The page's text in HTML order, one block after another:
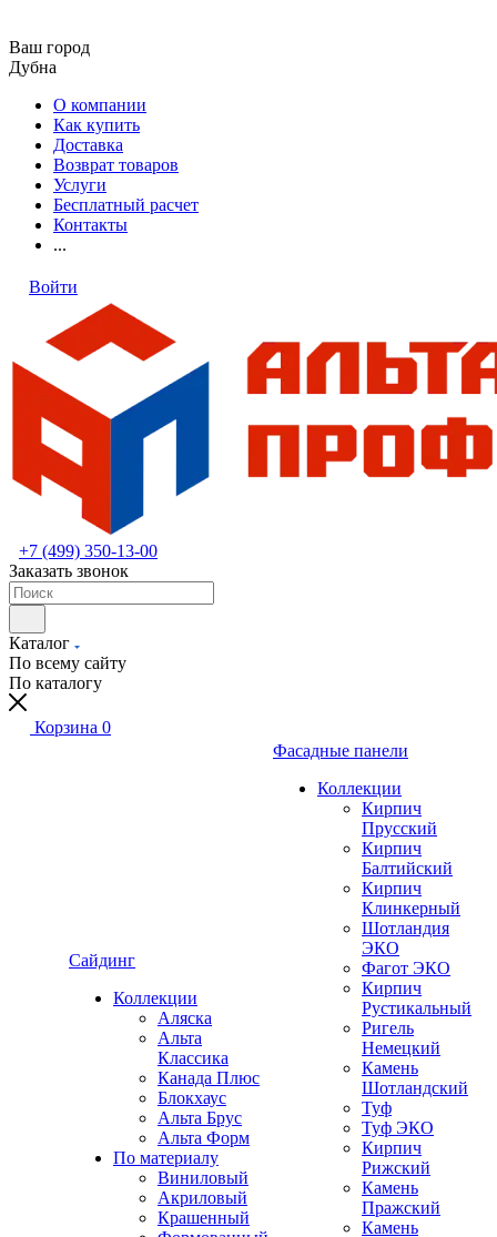
Ваш город
Дубна
О компании
Как купить
Доставка
Возврат товаров
Услуги
Бесплатный расчет
Контакты
...
Войти
+7 (499) 350-13-00
Заказать звонок
Каталог
По всему сайту
По каталогу
Корзина 0
Сайдинг
Коллекции
Аляска
Альта
Классика
Канада Плюс
Блокхаус
Альта Брус
Альта Форм
По материалу
Виниловый
Акриловый
Крашенный
Фасадные панели
Коллекции
Кирпич
Прусский
Кирпич
Балтийский
Кирпич
Клинкерный
Шотландия
ЭКО
Фагот ЭКО
Кирпич
Рустикальный
Ригель
Немецкий
Камень
Шотландский
Туф
Туф ЭКО
Кирпич
Рижский
Камень
Пражский
Камень